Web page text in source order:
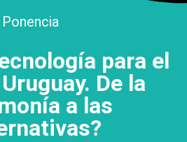
Ponencia
para el
De la
a las